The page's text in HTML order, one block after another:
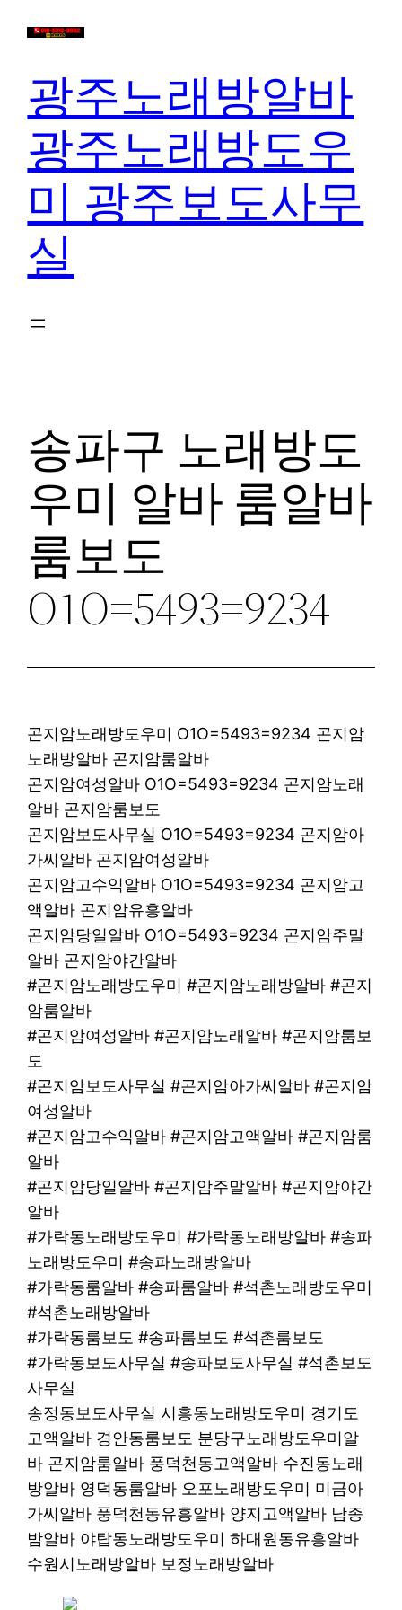
광주노래방알바
광주노래방도우
미 광주보도사무
실
송파구 노래방도
우미 알바 룸알바
룸보도
O1O=5493=9234
곤지암노래방도우미 O1O=5493=9234 곤지암
노래방알바 곤지암룸알바
곤지암여성알바 O1O=5493=9234 곤지암노래
알바 곤지암룸보도
곤지암보도사무실 O1O=5493=9234 곤지암아
가씨알바 곤지암여성알바
곤지암고수익알바 O1O=5493=9234 곤지암고
액알바 곤지암유흥알바
곤지암당일알바 O1O=5493=9234 곤지암주말
알바 곤지암야간알바
#곤지암노래방도우미 #곤지암노래방알바 #곤지
암룸알바
#곤지암여성알바 #곤지암노래알바 #곤지암룸보
도
#곤지암보도사무실 #곤지암아가씨알바 #곤지암
여성알바
#곤지암고수익알바 #곤지암고액알바 #곤지암룸
알바
#곤지암당일알바 #곤지암주말알바 #곤지암야간
알바
#가락동노래방도우미 #가락동노래방알바 #송파
노래방도우미 #송파노래방알바
#가락동룸알바 #송파룸알바 #석촌노래방도우미
#석촌노래방알바
#가락동룸보도 #송파룸보도 #석촌룸보도
#가락동보도사무실 #송파보도사무실 #석촌보도
사무실
송정동보도사무실 시흥동노래방도우미 경기도
고액알바 경안동룸보도 분당구노래방도우미알
바 곤지암룸알바 풍덕천동고액알바 수진동노래
방알바 영덕동룸알바 오포노래방도우미 미금아
가씨알바 풍덕천동유흥알바 양지고액알바 남종
밤알바 야탑동노래방도우미 하대원동유흥알바
수원시노래방알바 보정노래방알바